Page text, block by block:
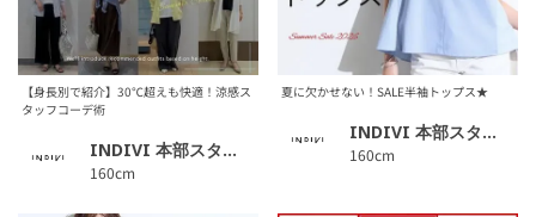
【身長別で紹介】30℃超えも快適！涼感ス
タッフコーデ術
INDIVI 本部スタッフ
160cm
夏に欠かせない！SALE半袖トップス★
INDIVI 本部スタッフ
160cm